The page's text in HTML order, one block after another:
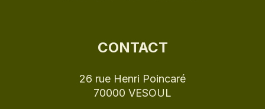
CONTACT
26 rue Henri Poincaré
70000 VESOUL